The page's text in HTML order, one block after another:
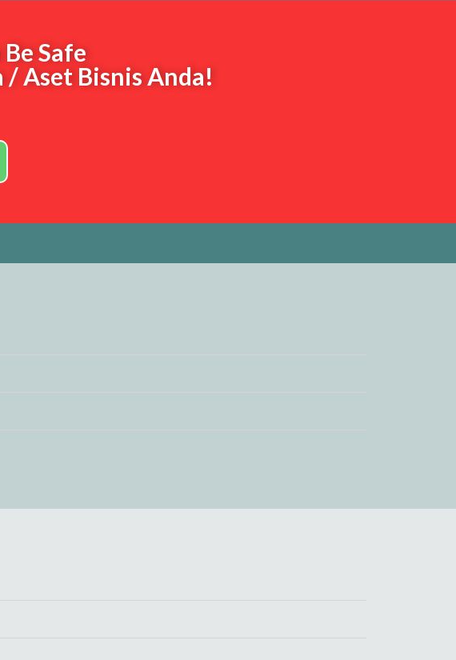
Safe
Aset Bisnis Anda!